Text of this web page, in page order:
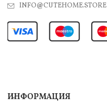
INFO@CUTEHOME.STORE
ИНФОРМАЦИЯ